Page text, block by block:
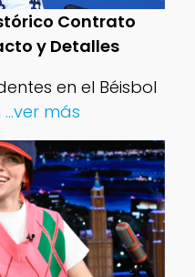
Contrato
y Detalles
en el Béisbol
...ver más